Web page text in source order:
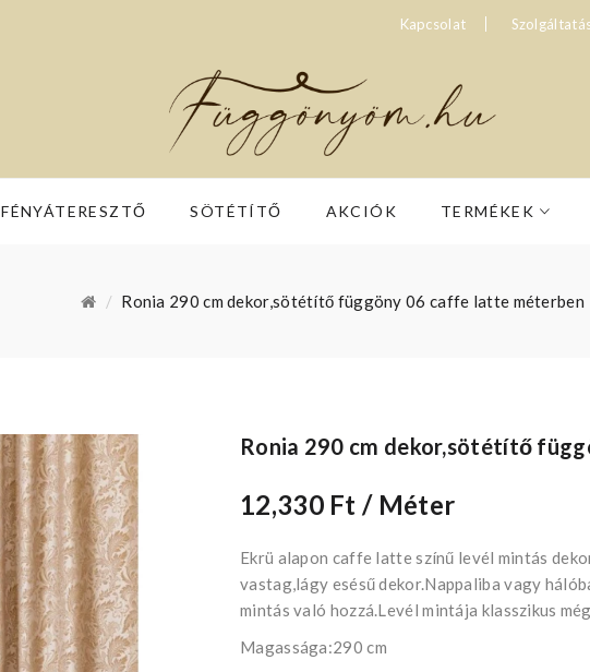
Kapcsolat
FÉNYÁTERESZTŐ SÖTÉTÍTŐ AKCIÓK TERMÉKEK
Ronia 290 cm dekor,sötétítő függöny 06 caffe latte méterben
Ronia 290 cm dekor,sötétítő
12,330 Ft / Méter
Ekrü alapon caffe latte színű levél mintás
vastag,lágy esésű dekor.Nappaliba vagy
mintás való hozzá.Levél mintája klasszikus
Magassága:290 cm